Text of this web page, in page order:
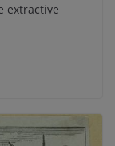
extractive